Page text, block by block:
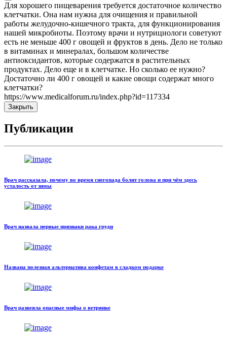
Для хорошего пищеварения требуется достаточное количество
клетчатки. Она нам нужна для очищения и правильной
работы желудочно-кишечного тракта, для функционирования
нашей микробиоты. Поэтому врачи и нутрициологи советуют
есть не меньше 400 г овощей и фруктов в день. Дело не только
в витаминах и минералах, большом количестве
антиоксидантов, которые содержатся в растительных
продуктах. Дело еще и в клетчатке. Но сколько ее нужно?
Достаточно ли 400 г овощей и какие овощи содержат много
клетчатки?
https://www.medicalforum.ru/index.php?id=117334
Закрыть
Публикации
Врач рассказала, почему во время снегопада болит голова и при чём здесь
усталость от зимы
Врач назвала первые признаки рака груди
Названа полезная альтернатива конфетам в сладком подарке
Врач развеяла опасные мифы о ветрянке